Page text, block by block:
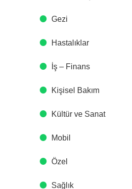
Gezi
Hastalıklar
İş – Finans
Kişisel Bakım
Kültür ve Sanat
Mobil
Özel
Sağlık